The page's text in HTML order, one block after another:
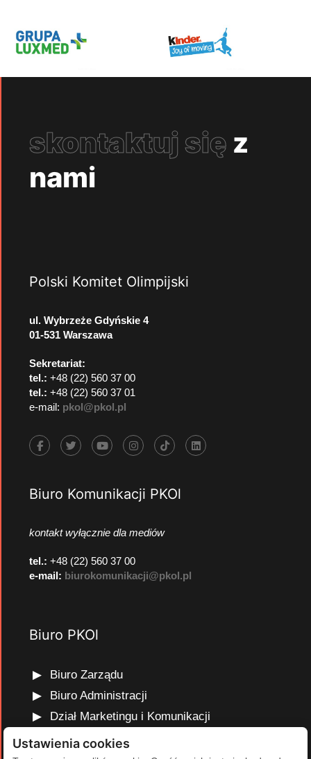
skontaktuj się z
nami
Polski Komitet Olimpijski
ul. Wybrzeże Gdyńskie 4
01-531 Warszawa
Sekretariat:
tel.: +48 (22) 560 37 00
tel.: +48 (22) 560 37 01
e-mail: pkol@pkol.pl
Biuro Komunikacji PKOl
kontakt wyłącznie dla mediów
tel.: +48 (22) 560 37 00
e-mail: biurokomunikacji@pkol.pl
Biuro PKOl
Biuro Zarządu
Biuro Administracji
Dział Marketingu i Komunikacji
Dział Edukacji Olimpijskiej
Ustawienia cookies